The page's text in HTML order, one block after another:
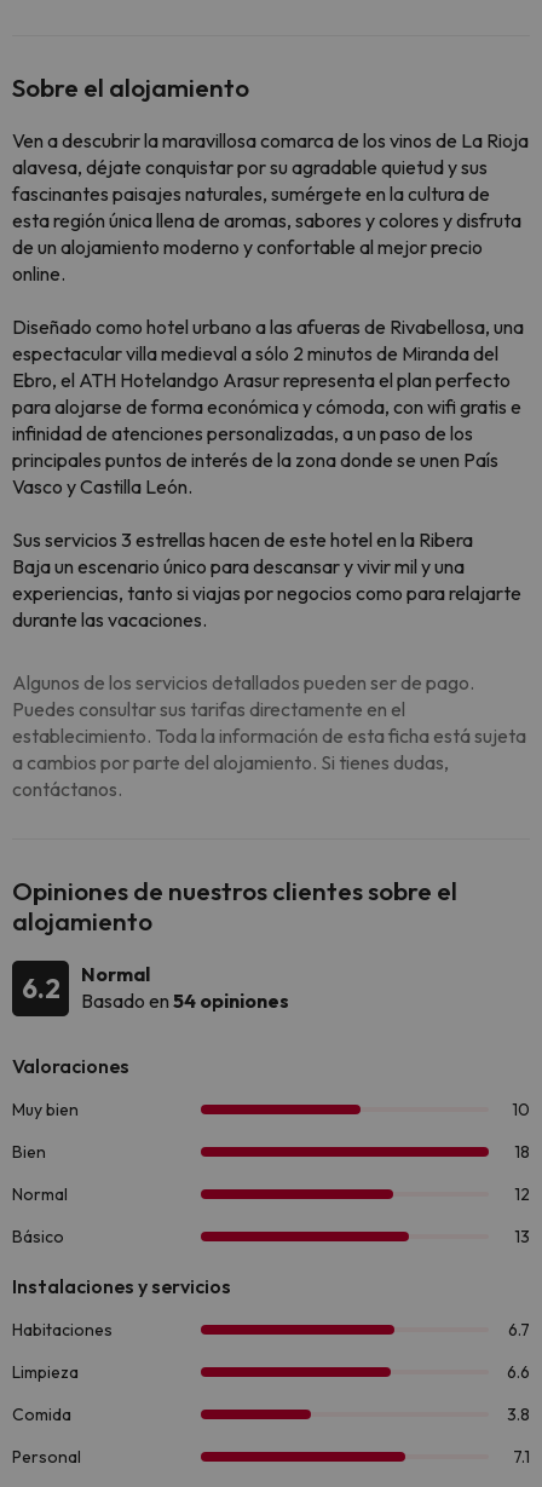
Sobre el alojamiento
Ven a descubrir la maravillosa comarca de los vinos de La Rioja
alavesa, déjate conquistar por su agradable quietud y sus
fascinantes paisajes naturales, sumérgete en la cultura de
esta región única llena de aromas, sabores y colores y disfruta
de un alojamiento moderno y confortable al mejor precio
online.
Diseñado como hotel urbano a las afueras de Rivabellosa, una
espectacular villa medieval a sólo 2 minutos de Miranda del
Ebro, el ATH Hotelandgo Arasur representa el plan perfecto
para alojarse de forma económica y cómoda, con wifi gratis e
infinidad de atenciones personalizadas, a un paso de los
principales puntos de interés de la zona donde se unen País
Vasco y Castilla León.
Sus servicios 3 estrellas hacen de este hotel en la Ribera
Baja un escenario único para descansar y vivir mil y una
experiencias, tanto si viajas por negocios como para relajarte
durante las vacaciones.
Algunos de los servicios detallados pueden ser de pago.
Puedes consultar sus tarifas directamente en el
establecimiento. Toda la información de esta ficha está sujeta
a cambios por parte del alojamiento. Si tienes dudas,
contáctanos.
Opiniones de nuestros clientes sobre el
alojamiento
6.2
Normal
Basado en 54 opiniones